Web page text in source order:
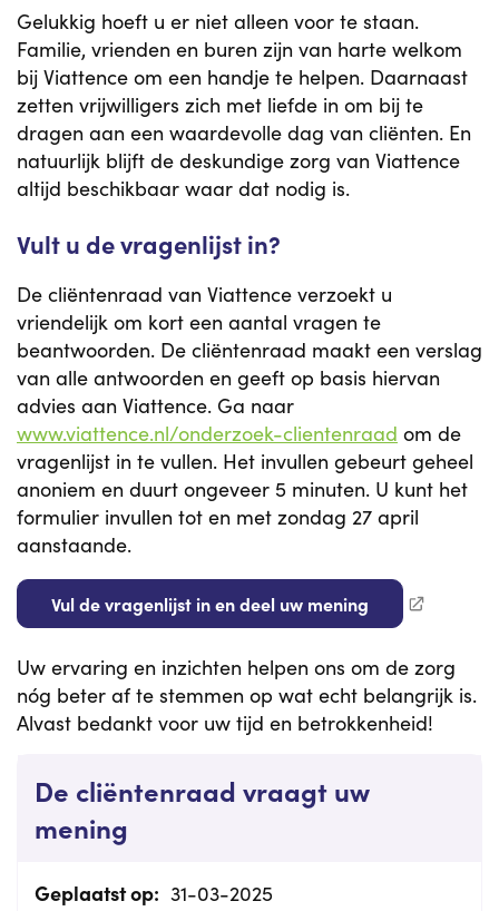
De cliëntenraad vraagt uw
mening
Geplaatst op: 31-03-2025
Gelukkig hoeft u er niet alleen voor te staan.
Familie, vrienden en buren zijn van harte welkom
bij Viattence om een handje te helpen. Daarnaast
zetten vrijwilligers zich met liefde in om bij te
dragen aan een waardevolle dag van cliënten. En
natuurlijk blijft de deskundige zorg van Viattence
altijd beschikbaar waar dat nodig is.
Vult u de vragenlijst in?
De cliëntenraad van Viattence verzoekt u
vriendelijk om kort een aantal vragen te
beantwoorden. De cliëntenraad maakt een verslag
van alle antwoorden en geeft op basis hiervan
advies aan Viattence. Ga naar
www.viattence.nl/onderzoek-clientenraad om de
vragenlijst in te vullen. Het invullen gebeurt geheel
anoniem en duurt ongeveer 5 minuten. U kunt het
formulier invullen tot en met zondag 27 april
aanstaande.
Vul de vragenlijst in en deel uw mening
Uw ervaring en inzichten helpen ons om de zorg
nóg beter af te stemmen op wat echt belangrijk is.
Alvast bedankt voor uw tijd en betrokkenheid!